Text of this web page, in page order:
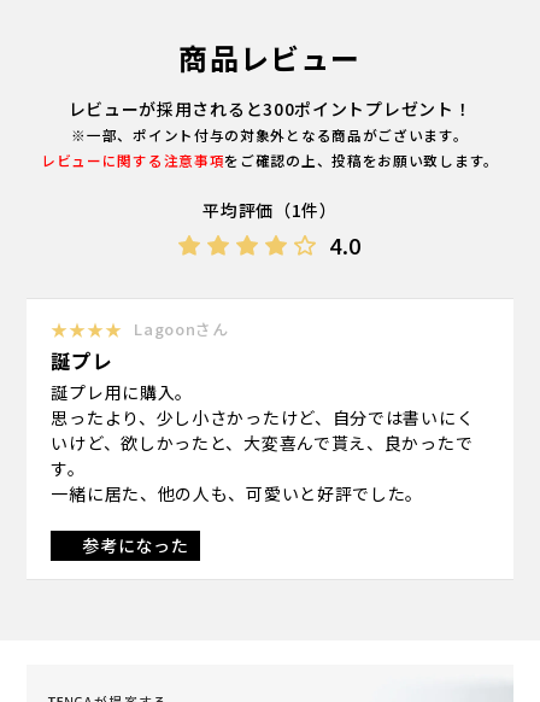
商品レビュー
レビューが採用されると300ポイントプレゼント！
※一部、ポイント付与の対象外となる商品がございます。
レビューに関する注意事項をご確認の上、投稿をお願い致します。
平均評価（1件）
4.0
★★★★ Lagoonさん
誕プレ
誕プレ用に購入。
思ったより、少し小さかったけど、自分では書いにく
いけど、欲しかったと、大変喜んで貰え、良かったで
す。
一緒に居た、他の人も、可愛いと好評でした。
参考になった